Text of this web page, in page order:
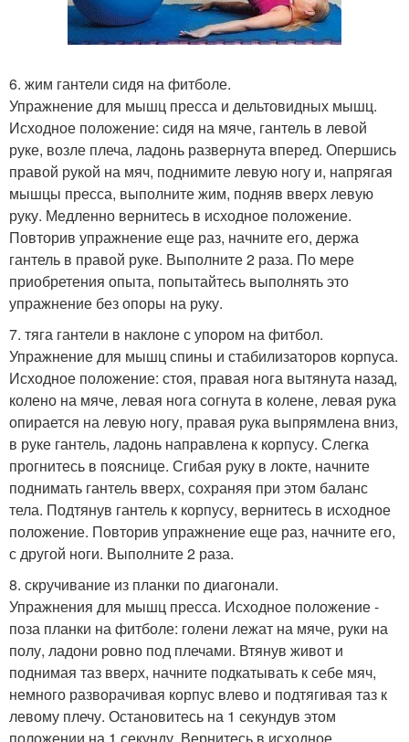
6. жим гантели сидя на фитболе.
Упражнение для мышц пресса и дельтовидных мышц.
Исходное положение: сидя на мяче, гантель в левой
руке, возле плеча, ладонь развернута вперед. Опершись
правой рукой на мяч, поднимите левую ногу и, напрягая
мышцы пресса, выполните жим, подняв вверх левую
руку. Медленно вернитесь в исходное положение.
Повторив упражнение еще раз, начните его, держа
гантель в правой руке. Выполните 2 раза. По мере
приобретения опыта, попытайтесь выполнять это
упражнение без опоры на руку.
7. тяга гантели в наклоне с упором на фитбол.
Упражнение для мышц спины и стабилизаторов корпуса.
Исходное положение: стоя, правая нога вытянута назад,
колено на мяче, левая нога согнута в колене, левая рука
опирается на левую ногу, правая рука выпрямлена вниз,
в руке гантель, ладонь направлена к корпусу. Слегка
прогнитесь в пояснице. Сгибая руку в локте, начните
поднимать гантель вверх, сохраняя при этом баланс
тела. Подтянув гантель к корпусу, вернитесь в исходное
положение. Повторив упражнение еще раз, начните его,
с другой ноги. Выполните 2 раза.
8. скручивание из планки по диагонали.
Упражнения для мышц пресса. Исходное положение -
поза планки на фитболе: голени лежат на мяче, руки на
полу, ладони ровно под плечами. Втянув живот и
поднимая таз вверх, начните подкатывать к себе мяч,
немного разворачивая корпус влево и подтягивая таз к
левому плечу. Остановитесь на 1 секундув этом